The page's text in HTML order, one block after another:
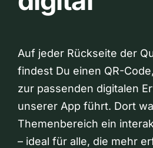
Auf jeder Rückseite der
findest Du einen QR-
zur passenden digitalen
unserer App führt. Dort
Themenbereich ein
– ideal für alle, die mehr